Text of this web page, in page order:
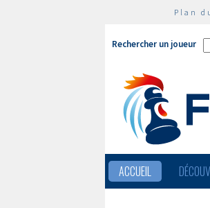
Plan
Rechercher un joueur
ACCUEIL